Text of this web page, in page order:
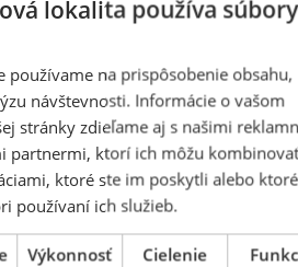
lokalita používa súbory
používame na prispôsobenie obsahu,
návštevnosti. Informácie o vašom
stránky zdieľame aj s našimi
partnermi, ktorí ich môžu
ktoré ste im poskytli alebo ktoré
používaní ich služieb.
Výkonnosť Cielenie